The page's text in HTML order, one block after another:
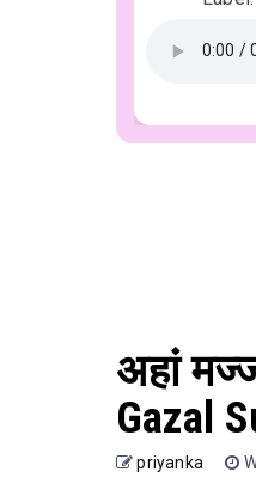
अहां
Gazal
priyanka